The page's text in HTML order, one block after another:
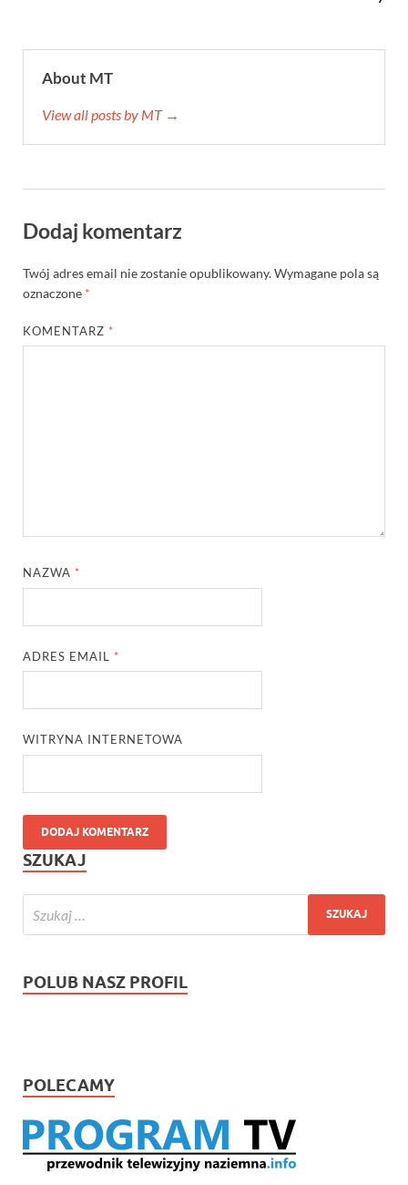
About MT
View all posts by MT →
Dodaj komentarz
Twój adres email nie zostanie opublikowany.Wymagane pola są
oznaczone *
KOMENTARZ *
NAZWA *
ADRES EMAIL *
WITRYNA INTERNETOWA
SZUKAJ
POLUB NASZ PROFIL
POLECAMY